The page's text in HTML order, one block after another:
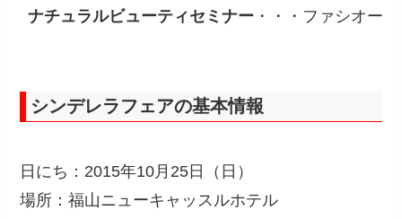
ナチュラルビューティセミナー ・・・ファシオー
シンデレラフェアの基本情報
日にち：2015年10月25日（日）
場所：福山ニューキャッスルホテル